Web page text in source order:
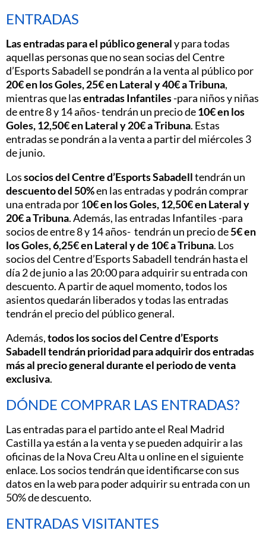
ENTRADAS
Las entradas para el público generaly para todas
aquellas personas que no sean socias del Centre
d’Esports Sabadell se pondrán a la venta al público por
20€ en los Goles, 25€ en Lateral y 40€ a Tribuna,
mientras que lasentradasInfantiles-para niños y niñas
de entre 8 y 14 años- tendrán un precio de10€ en los
Goles, 12,50€ en Lateral y 20€ a Tribuna. Estas
entradas se pondrán a la venta a partir del miércoles 3
de junio.
Lossocios del Centre d’Esports Sabadelltendrán un
descuento del 50%en las entradas y podrán comprar
una entrada por 10€ en los Goles, 12,50€ en Lateral y
20€ a Tribuna. Además, las entradas Infantiles -para
socios de entre 8 y 14 años- tendrán un precio de5€ en
los Goles, 6,25€ en Lateral y de 10€ a Tribuna. Los
socios del Centre d’Esports Sabadell tendrán hasta el
día 2 de junio a las 20:00 para adquirir su entrada con
descuento. A partir de aquel momento, todos los
asientos quedarán liberados y todas las entradas
tendrán el precio del público general.
Además,todos los socios del Centre d’Esports
Sabadell tendrán prioridad para adquirir dos entradas
más al precio general durante el periodo de venta
exclusiva.
DÓNDE COMPRAR LAS ENTRADAS?
Las entradas para el partido ante el Real Madrid
Castilla ya están a la venta y se pueden adquirir a las
oficinas de la Nova Creu Alta u online en el siguiente
enlace. Los socios tendrán que identificarse con sus
datos en la web para poder adquirir su entrada con un
50% de descuento.
ENTRADAS VISITANTES